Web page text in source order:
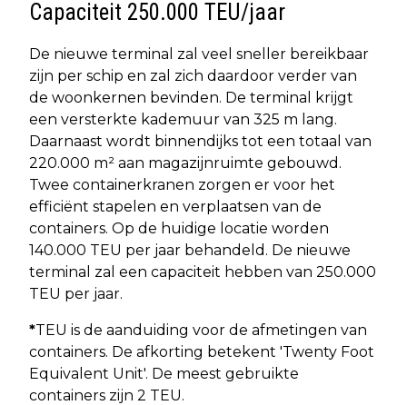
Capaciteit 250.000 TEU/jaar
De nieuwe terminal zal veel sneller bereikbaar
zijn per schip en zal zich daardoor verder van
de woonkernen bevinden. De terminal krijgt
een versterkte kademuur van 325 m lang.
Daarnaast wordt binnendijks tot een totaal van
220.000 m² aan magazijnruimte gebouwd.
Twee containerkranen zorgen er voor het
efficiënt stapelen en verplaatsen van de
containers. Op de huidige locatie worden
140.000 TEU per jaar behandeld. De nieuwe
terminal zal een capaciteit hebben van 250.000
TEU per jaar.
*TEU is de aanduiding voor de afmetingen van
containers. De afkorting betekent 'Twenty Foot
Equivalent Unit'. De meest gebruikte
containers zijn 2 TEU.